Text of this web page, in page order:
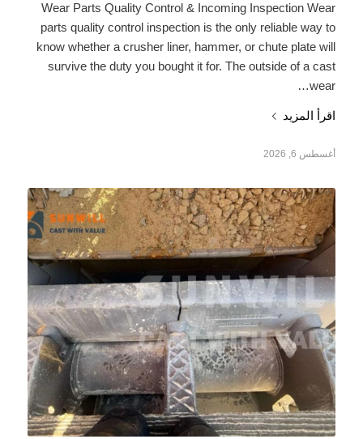
Wear Parts Quality Control & Incoming Inspection Wear
parts quality control inspection is the only reliable way to
know whether a crusher liner, hammer, or chute plate will
survive the duty you bought it for. The outside of a cast
wear…
اقرأ المزيد
أغسطس 6, 2026